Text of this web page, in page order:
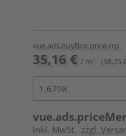
vue.ads.buyBox.price.rrp
35,16 € / m² (58,75
inkl. MwSt. zzgl.